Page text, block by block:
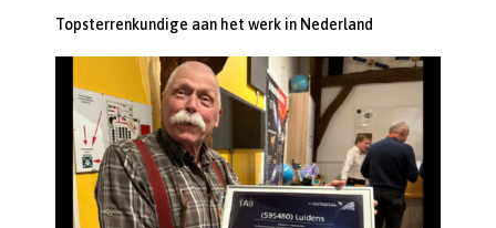
Topsterrenkundige aan het werk in Nederland